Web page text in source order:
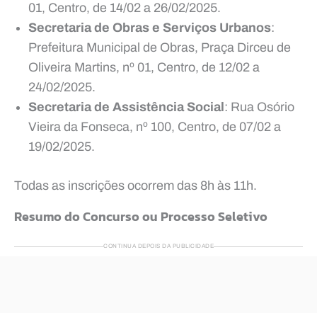
01, Centro, de 14/02 a 26/02/2025.
Secretaria de Obras e Serviços Urbanos:
Prefeitura Municipal de Obras, Praça Dirceu de
Oliveira Martins, nº 01, Centro, de 12/02 a
24/02/2025.
Secretaria de Assistência Social : Rua Osório
Vieira da Fonseca, nº 100, Centro, de 07/02 a
19/02/2025.
Todas as inscrições ocorrem das 8h às 11h.
Resumo do Concurso ou Processo Seletivo
CONTINUA DEPOIS DA PUBLICIDADE